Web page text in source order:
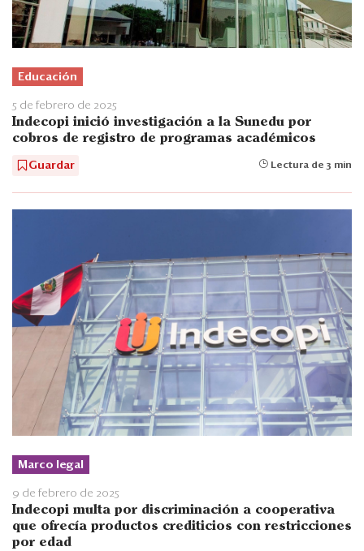
Educación
5 de febrero de 2025
Indecopi inició investigación a la Sunedu por
cobros de registro de programas académicos
Guardar Lectura de 3 min
Marco legal
9 de febrero de 2025
Indecopi multa por discriminación a cooperativa
que ofrecía productos crediticios con restricciones
por edad